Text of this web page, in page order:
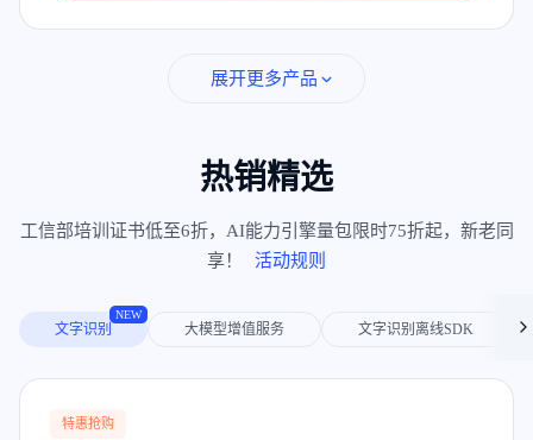
展开更多产品
热销精选
工信部培训证书低至6折，AI能力引擎量包限时75折起，新老同
享！
活动规则
文字识别
NEW
大模型增值服务 文字识别离线SDK
特惠抢购